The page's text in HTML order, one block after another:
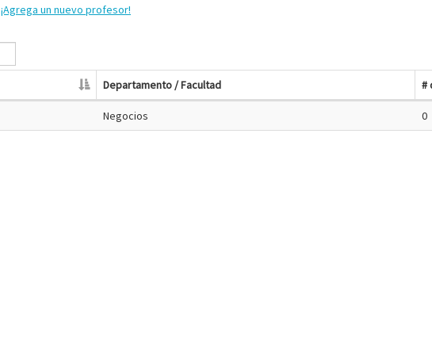
¡Agrega un nuevo profesor!
Departamento / Facultad #
Negocios 0